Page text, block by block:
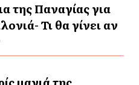
της Παναγίας για
Τι θα γίνει αν